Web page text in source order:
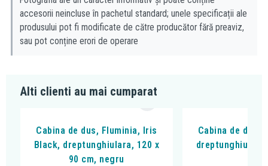
accesorii neincluse în pachetul standard; unele specificații ale
produsului pot fi modificate de către producător fără preaviz,
sau pot conține erori de operare
Alti clienti au mai cumparat
Cabina de dus, Fluminia, Iris
Black, dreptunghiulara, 120 x
90 cm, negru
Cabina de dus
dreptunghiulara